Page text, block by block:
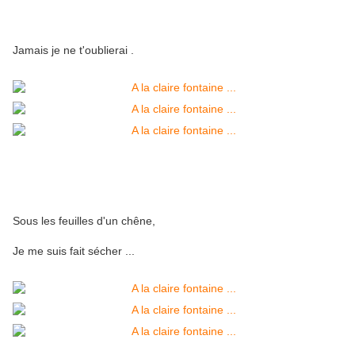
Jamais je ne t'oublierai .
Sous les feuilles d'un chêne,
Je me suis fait sécher ...